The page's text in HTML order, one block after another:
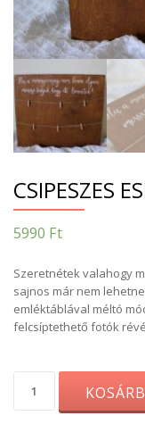
CSIPESZES
5990 Ft
Szeretnétek valahogy
sajnos már nem
emléktáblával méltó
felcsíptethető fotók
esküvői
emléktábla